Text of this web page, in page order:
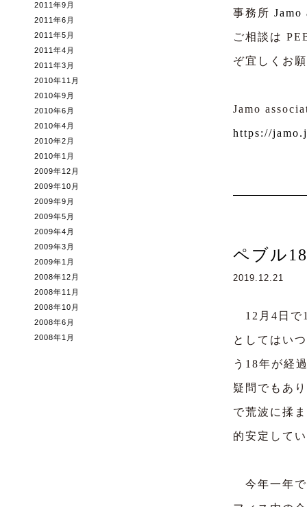
2011年9月
2011年6月
2011年5月
2011年4月
2011年3月
2010年11月
2010年9月
2010年6月
2010年4月
2010年2月
2010年1月
2009年12月
2009年10月
2009年9月
2009年5月
2009年4月
2009年3月
2009年1月
2008年12月
2008年11月
2008年10月
2008年6月
2008年1月
事務所 Jamo
ご相談は
ぞ宜しくお
Jamo
https://
ペブル
2019.12.21
12月4日で
としてはい
う18年が経
疑問でもあ
で荒波に揉
的安定して
今年一年で